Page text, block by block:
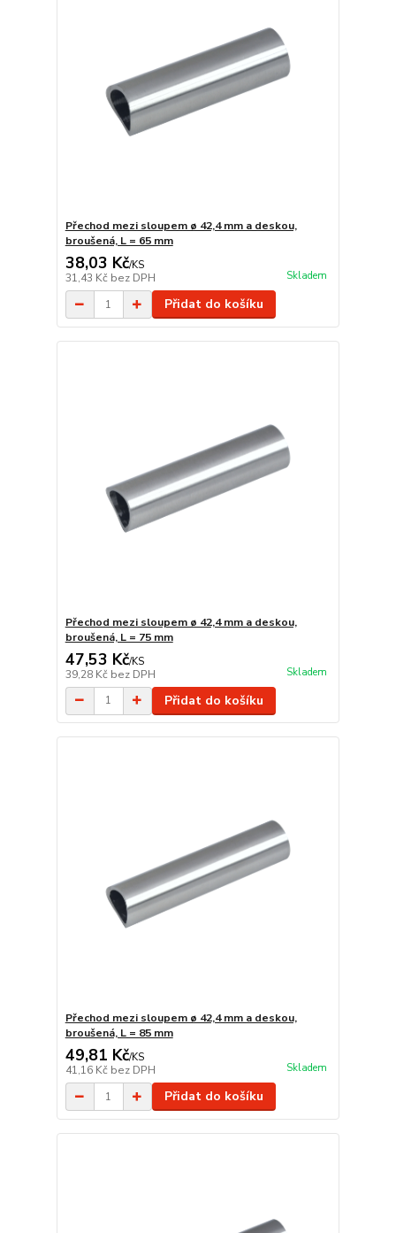
Přechod mezi sloupem ø 42,4 mm a deskou,
broušená, L = 65 mm
38,03 Kč/KS
31,43 Kč bez DPH Skladem
Přidat do košíku
Přechod mezi sloupem ø 42,4 mm a deskou,
broušená, L = 75 mm
47,53 Kč/KS
39,28 Kč bez DPH Skladem
Přidat do košíku
Přechod mezi sloupem ø 42,4 mm a deskou,
broušená, L = 85 mm
49,81 Kč/KS
41,16 Kč bez DPH Skladem
Přidat do košíku